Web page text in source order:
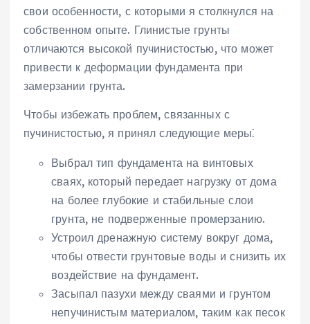
свои особенности‚ с которыми я столкнулся на
собственном опыте. Глинистые грунты
отличаются высокой пучинистостью‚ что может
привести к деформации фундамента при
замерзании грунта.
Чтобы избежать проблем‚ связанных с
пучинистостью‚ я принял следующие меры⁚
Выбрал тип фундамента на винтовых
сваях‚ который передает нагрузку от дома
на более глубокие и стабильные слои
грунта‚ не подверженные промерзанию.
Устроил дренажную систему вокруг дома‚
чтобы отвести грунтовые воды и снизить их
воздействие на фундамент.
Засыпал пазухи между сваями и грунтом
непучинистым материалом‚ таким как песок